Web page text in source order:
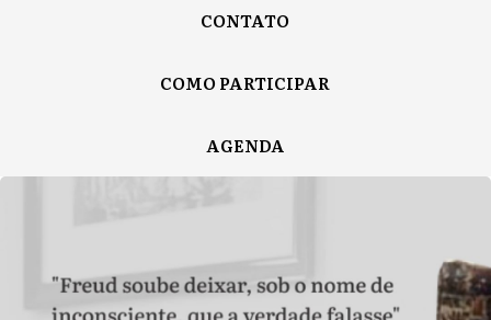
CONTATO
COMO PARTICIPAR
AGENDA